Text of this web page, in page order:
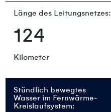
Länge des Leitungsnetzes:
124
Kilometer
Stündlich bewegtes
Wasser im Fernwärme-
Kreislaufsystem: